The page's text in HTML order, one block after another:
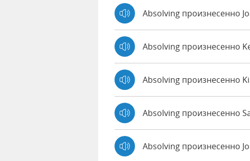
Absolving произнесенно
Absolving произнесенно
Absolving произнесенно
Absolving произнесенно
Absolving произнесенно